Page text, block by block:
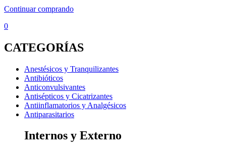
Continuar comprando
0
CATEGORÍAS
Anestésicos y Tranquilizantes
Antibióticos
Anticonvulsivantes
Antisépticos y Cicatrizantes
Antiinflamatorios y Analgésicos
Antiparasitarios
Internos y Externo